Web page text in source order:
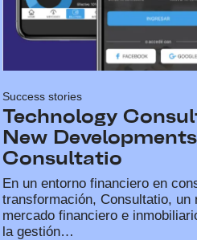
Success stories
Technology
New
Consultatio
En un entorno financiero en
transformación, Consultatio, un
mercado financiero e
la gestión…